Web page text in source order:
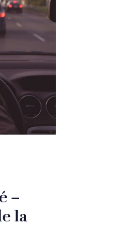
–
la